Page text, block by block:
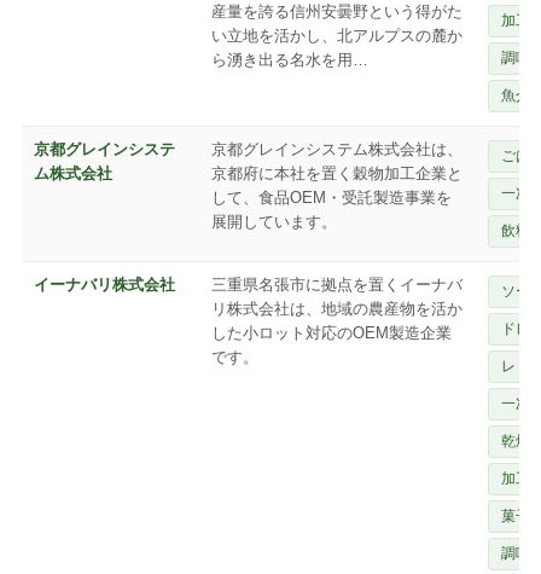
産量を誇る信州安曇野という得がた
い立地を活かし、北アルプスの麓か
ら湧き出る名水を用…
加工
調味
魚介
京都グレインシステ
ム株式会社
京都グレインシステム株式会社は、
京都府に本社を置く穀物加工企業と
して、食品OEM・受託製造事業を
展開しています。
ごは
一次
飲料
イーナバリ株式会社
三重県名張市に拠点を置くイーナバ
リ株式会社は、地域の農産物を活か
した小ロット対応のOEM製造企業
です。
ソー
ドレ
レト
一次
乾燥
加工
菓子
調味